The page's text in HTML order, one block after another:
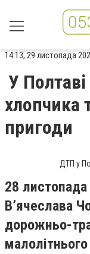
14:13, 29 листопада
У
хлопчика
пригоди
ДТП у
28
В’ячеслава
дорожньо-